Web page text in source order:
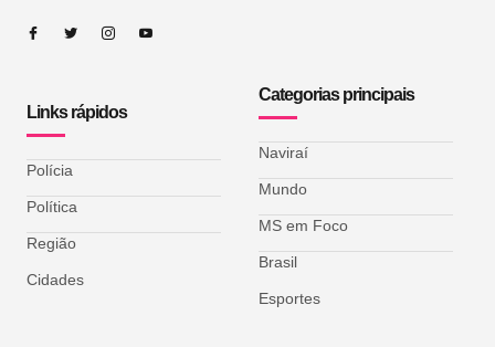
Links rápidos
Polícia
Política
Região
Cidades
Categorias principais
Naviraí
Mundo
MS em Foco
Brasil
Esportes